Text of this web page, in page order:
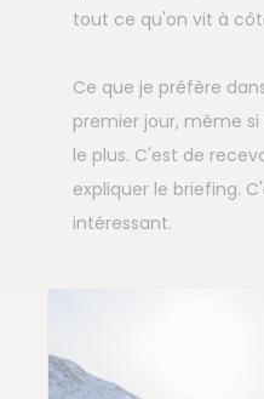
tout ce qu'on vit à
Ce que je préfère
premier jour, même
le plus. C'est de
expliquer le briefing.
intéressant.